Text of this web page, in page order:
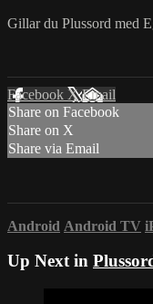
Gillar du Plussord med
Facebook XEmail
Share on Facebook
Share on X
Share via Email
Android Android TV
Up Next in